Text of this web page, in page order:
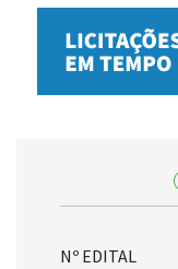
Nº EDITAL